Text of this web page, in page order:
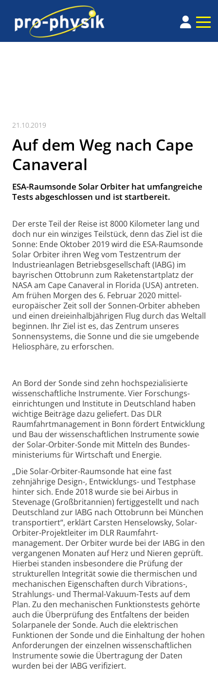
21.10.2019
Auf dem Weg nach Cape
Canaveral
ESA-Raumsonde Solar Orbiter hat umfangreiche
Tests abgeschlossen und ist startbereit.
Der erste Teil der Reise ist 8000 Kilometer lang und
doch nur ein winziges Teilstück, denn das Ziel ist die
Sonne: Ende Oktober 2019 wird die ESA-Raumsonde
Solar Orbiter ihren Weg vom Testzentrum der
Industrie­anlagen Betriebs­gesellschaft (IABG) im
bayrischen Ottobrunn zum Raketenstartplatz der
NASA am Cape Canaveral in Florida (USA) antreten.
Am frühen Morgen des 6. Februar 2020 mittel­
europäischer Zeit soll der Sonnen-Orbiter abheben
und einen drei­einhalb­jährigen Flug durch das Weltall
beginnen. Ihr Ziel ist es, das Zentrum unseres
Sonnen­systems, die Sonne und die sie umgebende
Heliosphäre, zu erforschen.
An Bord der Sonde sind zehn hoch­spezialisierte
wissenschaftliche Instrumente. Vier Forschungs­
einrichtungen und Institute in Deutschland haben
wichtige Beiträge dazu geliefert. Das DLR
Raumfahrtmanagement in Bonn fördert Entwicklung
und Bau der wissenschaftlichen Instrumente sowie
der Solar-Orbiter-Sonde mit Mitteln des Bundes­
ministeriums für Wirtschaft und Energie.
„Die Solar-Orbiter-Raumsonde hat eine fast
zehnjährige Design-, Entwicklungs- und Testphase
hinter sich. Ende 2018 wurde sie bei Airbus in
Stevenage (Großbritannien) fertig­gestellt und nach
Deutschland zur IABG nach Ottobrunn bei München
transportiert“, erklärt Carsten Henselowsky, Solar-
Orbiter-Projektleiter im DLR Raumfahrt­
management. Der Orbiter wurde bei der IABG in den
vergangenen Monaten auf Herz und Nieren geprüft.
Hierbei standen insbesondere die Prüfung der
strukturellen Integrität sowie die thermischen und
mechanischen Eigenschaften durch Vibrations-,
Strahlungs- und Thermal-Vakuum-Tests auf dem
Plan. Zu den mechanischen Funktionstests gehörte
auch die Überprüfung des Entfaltens der beiden
Solarpanele der Sonde. Auch die elektrischen
Funktionen der Sonde und die Einhaltung der hohen
Anforderungen der einzelnen wissenschaftlichen
Instrumente sowie die Übertragung der Daten
wurden bei der IABG verifiziert.